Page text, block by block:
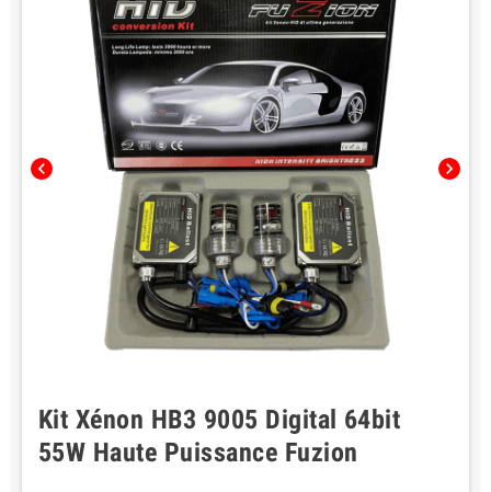
chevron_left chevron_right
Kit Xénon HB3 9005 Digital 64bit
55W Haute Puissance Fuzion